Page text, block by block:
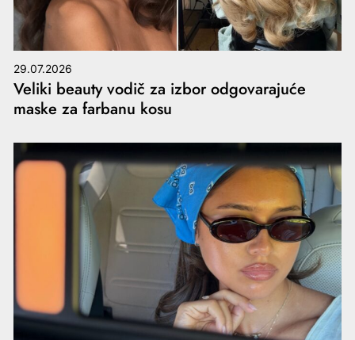
29.07.2026
Veliki beauty vodič za izbor odgovarajuće
maske za farbanu kosu